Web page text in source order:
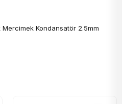
Mercimek Kondansatör 2.5mm